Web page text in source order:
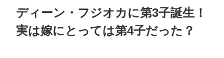
ディーン・フジオカに第3子誕生！
実は嫁にとっては第4子だった？